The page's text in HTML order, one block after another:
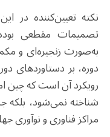
نکته تعیین‌کننده در
تصمیمات مقطعی
به‌صورت زنجیره‌ای و
دوره، بر دستاوردهای
رویکرد آن است که چین
شناخته نمی‌شود، بلکه
مراکز فناوری و نوآوری